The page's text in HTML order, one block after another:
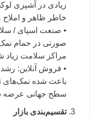
زیادی در آشپزی
خاطر ظاهر و
• صنعت اسپای /
صورتی در حمام
مراکز سلامت
• فروش آنلاین: رشد
باعث شده نمک‌های
سطح جهانی عرضه
تقسیم‌بندی بازار